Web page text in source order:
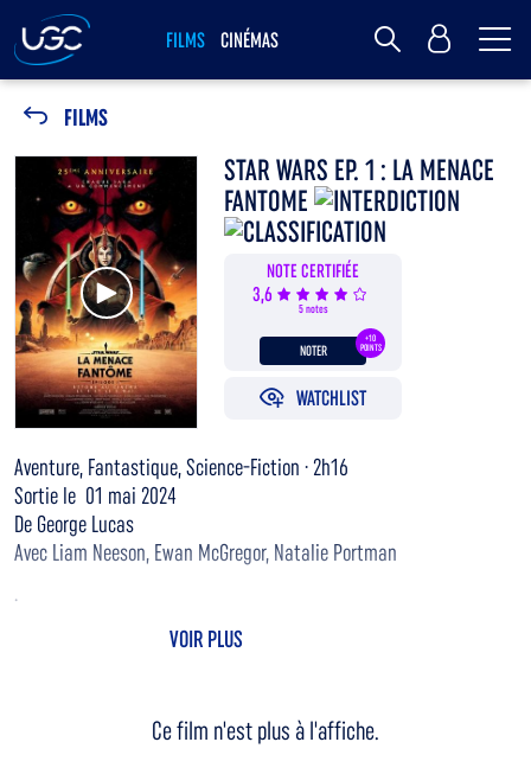
FILMS CINÉMAS MY UGC
FILMS
Voir la bande annonce
STAR WARS EP. 1 : LA MENACE
FANTOME
NOTE CERTIFIÉE
3,6
5 notes
+10
POINTS
NOTER
WATCHLIST
Aventure, Fantastique, Science-Fiction · 2h16
Sortie le 01 mai 2024
De George Lucas
Avec Liam Neeson, Ewan McGregor, Natalie Portman
.
VOIR PLUS
Ce film n'est plus à l'affiche.